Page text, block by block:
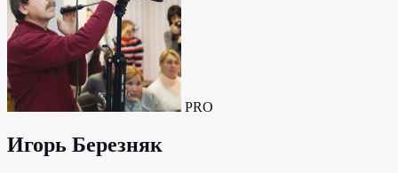
PRO
Игорь Березняк